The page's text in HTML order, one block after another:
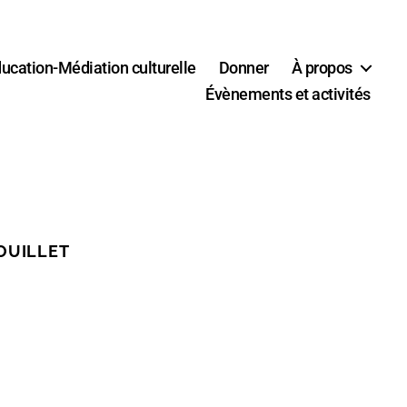
Médiation culturelle Donner
À propos
Évènements et activités